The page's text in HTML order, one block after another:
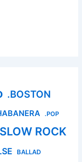
.BOSTON
.POP
ROCK
BALLAD